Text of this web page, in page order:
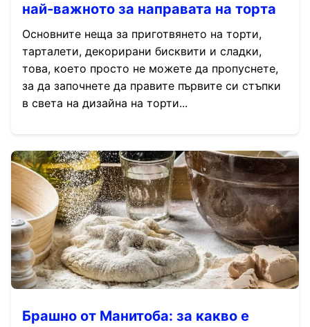
най-важното за направата на торта
Основните неща за приготвянето на торти,
тарталети, декорирани бисквити и сладки,
това, което просто не можете да пропуснете,
за да започнете да правите първите си стъпки
в света на дизайна на торти...
Брашно от Манитоба: за какво е